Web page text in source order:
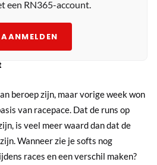
een RN365-account.
AANMELDEN
beroep zijn, maar vorige week won
van racepace. Dat de runs op
is veel meer waard dan dat de
Wanneer zie je softs nog
races en een verschil maken?